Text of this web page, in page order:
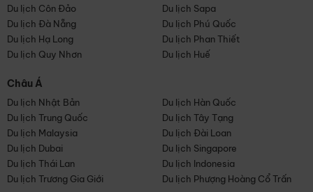
Du lịch Côn Đảo
Du lịch Sapa
Du lịch Đà Nẵng
Du lịch Phú Quốc
Du lịch Hạ Long
Du lịch Phan Thiết
Du lịch Quy Nhơn
Du lịch Huế
Châu Á
Du lịch Nhật Bản
Du lịch Hàn Quốc
Du lịch Trung Quốc
Du lịch Tây Tạng
Du lịch Malaysia
Du lịch Đài Loan
Du lịch Dubai
Du lịch Singapore
Du lịch Thái Lan
Du lịch Indonesia
Du lịch Trương Gia Giới
Du lịch Phượng Hoàng Cổ Trấn